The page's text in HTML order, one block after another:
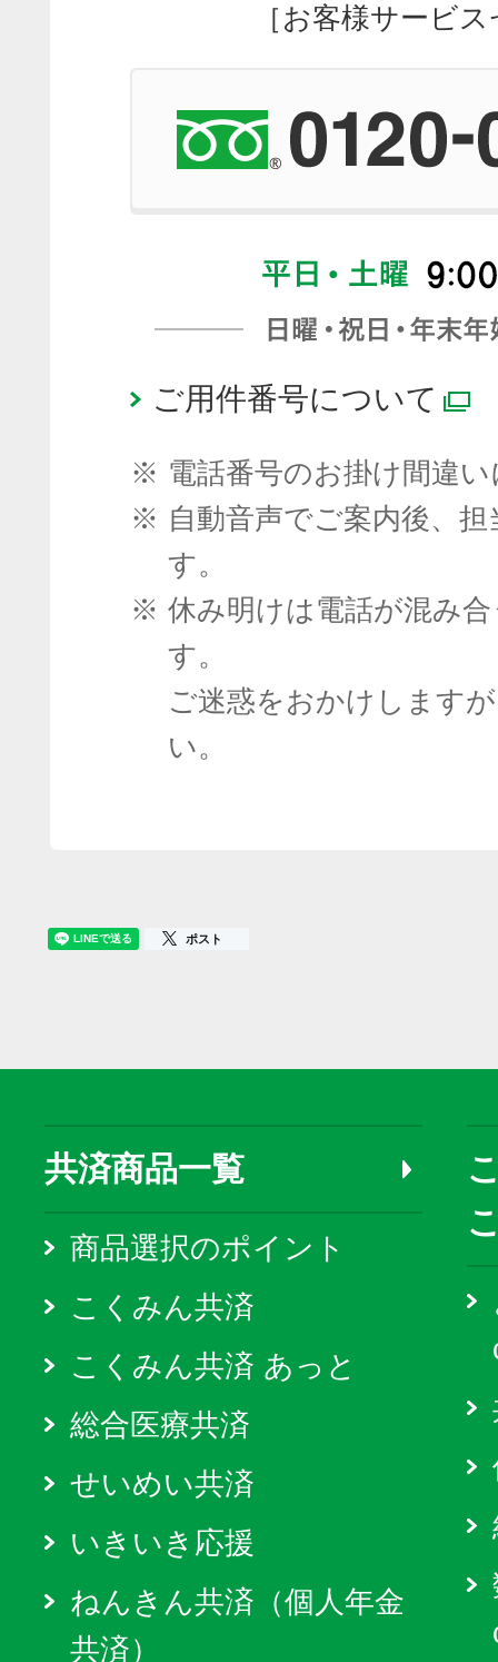
［お客様サービ
ご用件番号について
※ 電話番号のお掛け間違
※ 自動音声でご案内後、
す。
※ 休み明けは電話が混み
す。
ご迷惑をおかけします
い。
ポスト
共済商品一覧
商品選択のポイント
こくみん共済
こくみん共済 あっと
総合医療共済
せいめい共済
いきいき応援
ねんきん共済（個人年金
共済）